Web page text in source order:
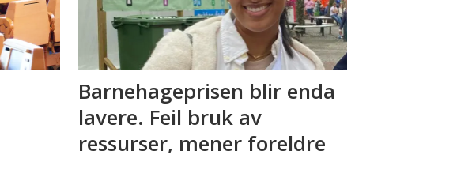
Barnehageprisen blir enda
lavere. Feil bruk av
ressurser, mener foreldre